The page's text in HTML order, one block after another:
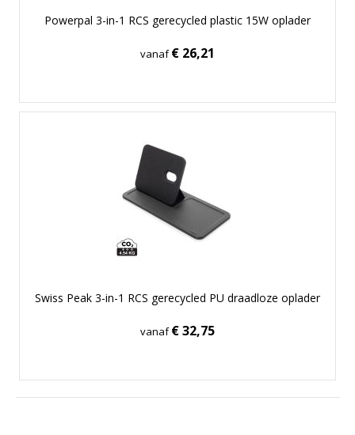
Powerpal 3-in-1 RCS gerecycled plastic 15W oplader
vanaf€ 26,21
Swiss Peak 3-in-1 RCS gerecycled PU draadloze oplader
vanaf€ 32,75